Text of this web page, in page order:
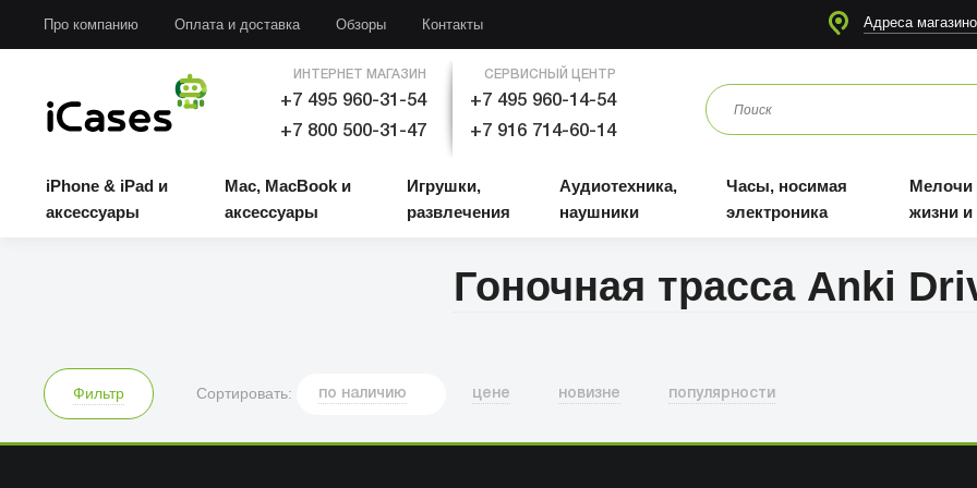
Про компанию Оплата и доставка Обзоры Контакты Адреса
ИНТЕРНЕТ МАГАЗИН
+7 495 960-31-54
+7 800 500-31-47
СЕРВИСНЫЙ ЦЕНТР
+7 495 960-14-54
+7 916 714-60-14
iPhone & iPad и
аксессуары
Mac, MacBook и
аксессуары
Игрушки,
развлечения
Аудиотехника,
наушники
Часы, носимая
электроника
Мелочи
жизни
Гоночная трасса Anki
Фильтр Сортировать: по наличию цене новизне популярности